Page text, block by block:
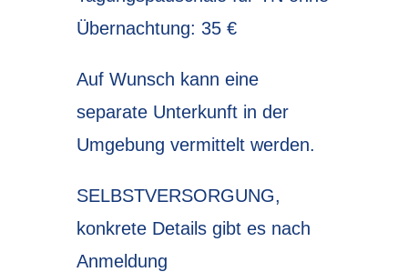
Übernachtung: 35 €
Auf Wunsch kann eine
separate Unterkunft in der
Umgebung vermittelt werden.
SELBSTVERSORGUNG,
konkrete Details gibt es nach
Anmeldung